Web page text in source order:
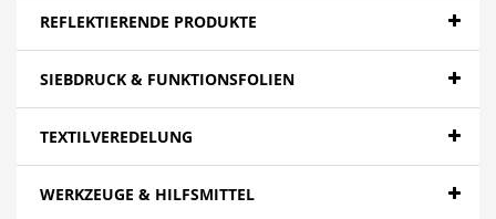
REFLEKTIERENDE PRODUKTE
SIEBDRUCK & FUNKTIONSFOLIEN
TEXTILVEREDELUNG
WERKZEUGE & HILFSMITTEL